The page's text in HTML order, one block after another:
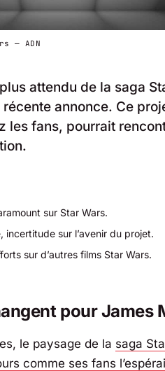
— ADN
attendu de la saga
récente annonce. Ce
les fans, pourrait
sur Star Wars.
incertitude sur l’avenir du projet.
sur d’autres films Star Wars.
pour James
le paysage de la saga
comme ses fans